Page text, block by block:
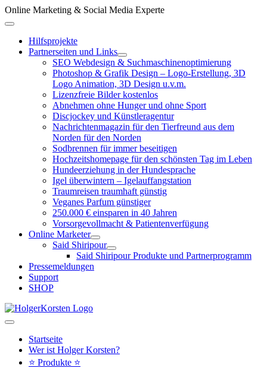
Zum
Inhalt
Online Marketing & Social Media Experte
Above
HeaderHilfsprojekte
Partnerseiten und Links
SEO Webdesign & Suchmaschinenoptimierung
Photoshop & Grafik Design – Logo-Erstellung, 3D
Logo Animation, 3D Design u.v.m.
Lizenzfreie Bilder kostenlos
Abnehmen ohne Hunger und ohne Sport
Discjockey und Künstleragentur
Nachrichtenmagazin für den Tierfreund aus dem
Norden für den Norden
Sodbrennen für immer beseitigen
Hochzeitshomepage für den schönsten Tag im Leben
Hundeerziehung in der Hundesprache
Igel überwintern – Igelauffangstation
Traumreisen traumhaft günstig
Veganes Parfum günstiger
250.000 € einsparen in 40 Jahren
Vorsorgevollmacht & Patientenverfügung
Online Marketer
Said Shiripour
Said Shiripour Produkte und Partnerprogramm
Pressemeldungen
Support
SHOP
Hauptmenü
Startseite
Wer ist Holger Korsten?
⭐ Produkte ⭐